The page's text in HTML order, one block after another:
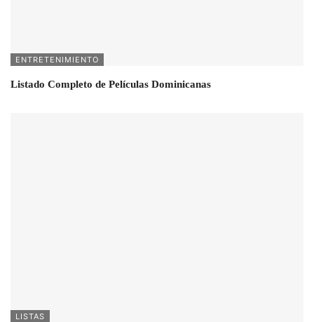
ENTRETENIMIENTO
Listado Completo de Películas Dominicanas
LISTAS